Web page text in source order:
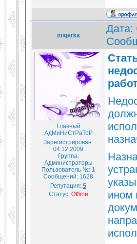
migerka
Дата:
Главный
АдМиНиСтРаТоР
Зарегистрирован:
04.12.2009
Группа:
Администраторы
Пользователь №: 1
Сообщений: 1628
Репутация: 5
Статус: Offline
ином